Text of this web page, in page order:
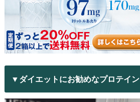
▼ダイエットにお勧めなプロテイン